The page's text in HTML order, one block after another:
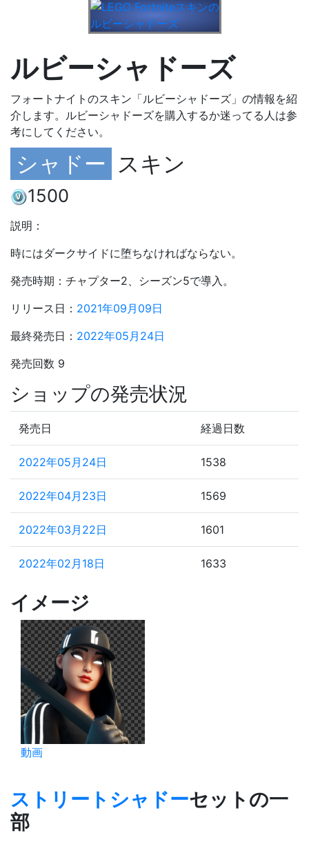
ルビーシャドーズ
フォートナイトのスキン「ルビーシャドーズ」の情報を紹
介します。ルビーシャドーズを購入するか迷ってる人は参
考にしてください。
シャドー スキン
1500
説明：
時にはダークサイドに堕ちなければならない。
発売時期：チャプター2、シーズン5で導入。
リリース日： 2021年09月09日
最終発売日： 2022年05月24日
発売回数 9
ショップの発売状況
発売日 経過日数
2022年05月24日 1538
2022年04月23日 1569
2022年03月22日 1601
2022年02月18日 1633
2021年12月19日
2021年11月16日
2021年10月10日
2021年09月10日
2021年09月09日
イメージ
動画
ストリートシャドーセットの一
部